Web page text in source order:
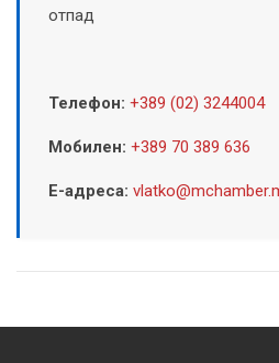
отпад
Телефон: +389 (02) 3244004
Мобилен: +389 70 389 636
Е-адреса: